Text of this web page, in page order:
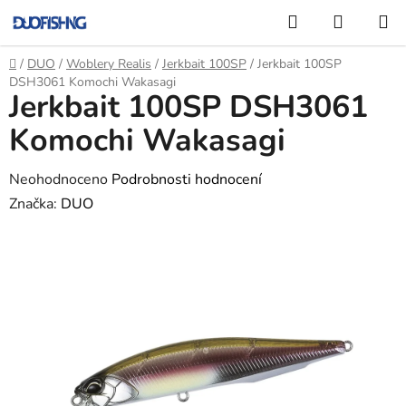
na
obsah
Hledat
KOŠÍK
Domů
/ DUO / Woblery Realis / Jerkbait 100SP / Jerkbait 100SP
DSH3061 Komochi Wakasagi
Jerkbait 100SP DSH3061
Komochi Wakasagi
Průměrné
hodnocení
Neohodnoceno Podrobnosti hodnocení
Značka: DUO